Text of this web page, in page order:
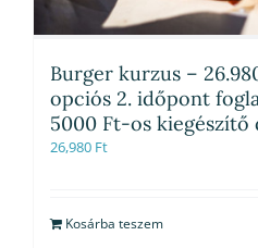
Burger kurzus –
opciós 2. időpont
5000 Ft-os kiegészítő
26,980 Ft
Kosárba teszem